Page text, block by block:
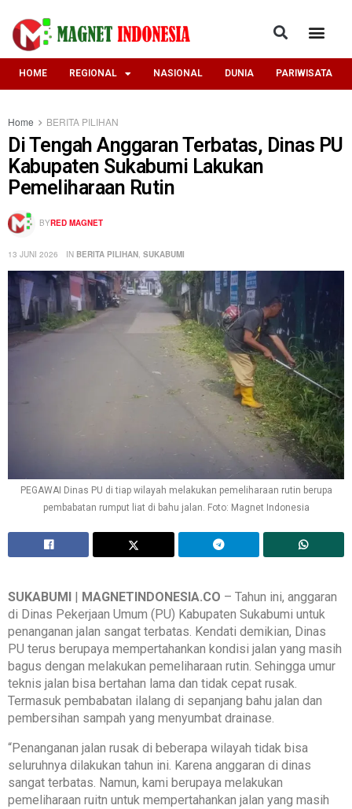
HOME REGIONAL NASIONAL DUNIA PARIWISATA
Home BERITA PILIHAN
Di Tengah Anggaran Terbatas, Dinas PU
Kabupaten Sukabumi Lakukan
Pemeliharaan Rutin
BYRED MAGNET
13 JUNI 2026 IN BERITA PILIHAN SUKABUMI
PEGAWAI Dinas PU di tiap wilayah melakukan pemeliharaan rutin berupa
pembabatan rumput liat di bahu jalan. Foto: Magnet Indonesia
SUKABUMI MAGNETINDONESIA.CO – Tahun ini, anggaran
di Dinas Pekerjaan Umum (PU) Kabupaten Sukabumi untuk
penanganan jalan sangat terbatas. Kendati demikian, Dinas
PU terus berupaya mempertahankan kondisi jalan yang masih
bagus dengan melakukan pemeliharaan rutin. Sehingga umur
teknis jalan bisa bertahan lama dan tidak cepat rusak.
Termasuk pembabatan ilalang di sepanjang bahu jalan dan
pembersihan sampah yang menyumbat drainase.
“Penanganan jalan rusak di beberapa wilayah tidak bisa
seluruhnya dilakukan tahun ini. Karena anggaran di dinas
sangat terbatas. Namun, kami berupaya melakukan
pemeliharaan ruitn untuk mempertahankan jalan yang masih